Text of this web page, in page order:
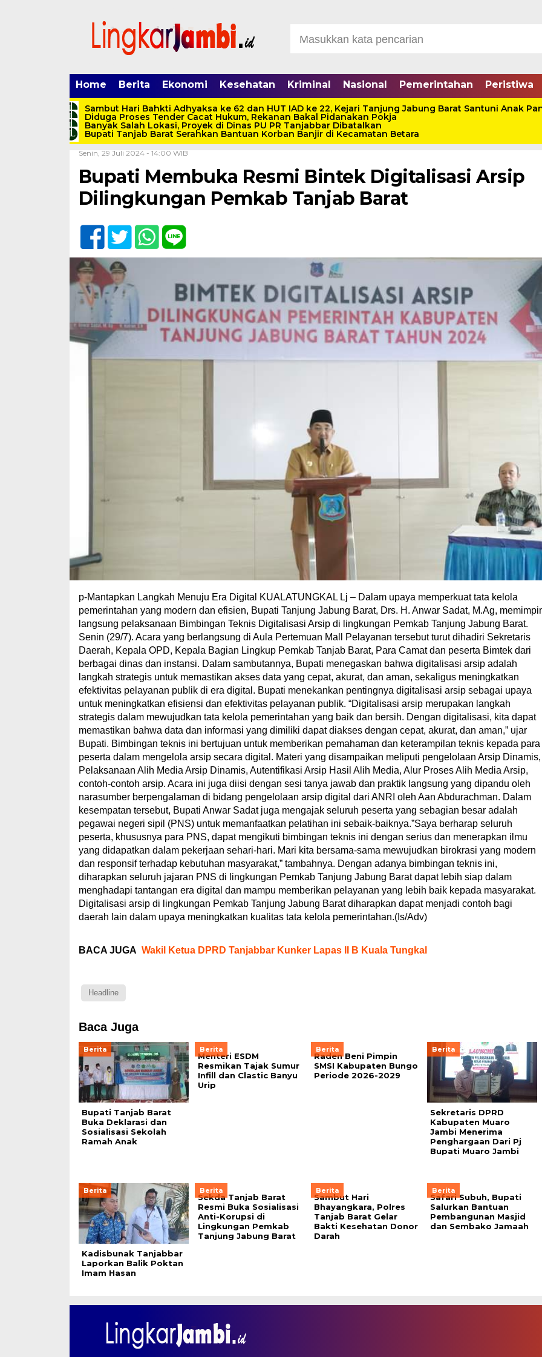
Home Berita Ekonomi Kesehatan Kriminal Nasional Pemerintahan Peristiwa
Sambut Hari Bahkti Adhyaksa ke 62 dan HUT IAD ke 22, Kejari Tanjung Jabung Barat Santuni Anak
Diduga Proses Tender Cacat Hukum, Rekanan Bakal Pidanakan Pokja
Banyak Salah Lokasi, Proyek di Dinas PU PR Tanjabbar Dibatalkan
Bupati Tanjab Barat Serahkan Bantuan Korban Banjir di Kecamatan Betara
Home /Berita/Pemerintahan/Tanjab Barat
Senin, 29 Juli 2024 - 14:00 WIB
Bupati Membuka Resmi Bintek Digitalisasi Arsip
Dilingkungan Pemkab Tanjab Barat
p-Mantapkan Langkah Menuju Era Digital KUALATUNGKAL Lj – Dalam upaya memperkuat tata kelola
pemerintahan yang modern dan efisien, Bupati Tanjung Jabung Barat, Drs. H. Anwar Sadat, M.Ag,
langsung pelaksanaan Bimbingan Teknis Digitalisasi Arsip di lingkungan Pemkab Tanjung Jabung Barat.
Senin (29/7). Acara yang berlangsung di Aula Pertemuan Mall Pelayanan tersebut turut dihadiri Sekretaris
Daerah, Kepala OPD, Kepala Bagian Lingkup Pemkab Tanjab Barat, Para Camat dan peserta Bimtek dari
berbagai dinas dan instansi. Dalam sambutannya, Bupati menegaskan bahwa digitalisasi arsip adalah
langkah strategis untuk memastikan akses data yang cepat, akurat, dan aman, sekaligus meningkatkan
efektivitas pelayanan publik di era digital. Bupati menekankan pentingnya digitalisasi arsip sebagai upaya
untuk meningkatkan efisiensi dan efektivitas pelayanan publik. “Digitalisasi arsip merupakan langkah
strategis dalam mewujudkan tata kelola pemerintahan yang baik dan bersih. Dengan digitalisasi, kita dapat
memastikan bahwa data dan informasi yang dimiliki dapat diakses dengan cepat, akurat, dan aman,” ujar
Bupati. Bimbingan teknis ini bertujuan untuk memberikan pemahaman dan keterampilan teknis kepada para
peserta dalam mengelola arsip secara digital. Materi yang disampaikan meliputi pengelolaan Arsip Dinamis,
Pelaksanaan Alih Media Arsip Dinamis, Autentifikasi Arsip Hasil Alih Media, Alur Proses Alih Media Arsip,
contoh-contoh arsip. Acara ini juga diisi dengan sesi tanya jawab dan praktik langsung yang dipandu oleh
narasumber berpengalaman di bidang pengelolaan arsip digital dari ANRI oleh Aan Abdurachman. Dalam
kesempatan tersebut, Bupati Anwar Sadat juga mengajak seluruh peserta yang sebagian besar adalah
pegawai negeri sipil (PNS) untuk memanfaatkan pelatihan ini sebaik-baiknya.”Saya berharap seluruh
peserta, khususnya para PNS, dapat mengikuti bimbingan teknis ini dengan serius dan menerapkan ilmu
yang didapatkan dalam pekerjaan sehari-hari. Mari kita bersama-sama mewujudkan birokrasi yang modern
dan responsif terhadap kebutuhan masyarakat,” tambahnya. Dengan adanya bimbingan teknis ini,
diharapkan seluruh jajaran PNS di lingkungan Pemkab Tanjung Jabung Barat dapat lebih siap dalam
menghadapi tantangan era digital dan mampu memberikan pelayanan yang lebih baik kepada masyarakat.
Digitalisasi arsip di lingkungan Pemkab Tanjung Jabung Barat diharapkan dapat menjadi contoh bagi
daerah lain dalam upaya meningkatkan kualitas tata kelola pemerintahan.(Is/Adv)
BACA JUGA Wakil Ketua DPRD Tanjabbar Kunker Lapas II B Kuala Tungkal
Headline
Baca Juga
Berita
Bupati Tanjab Barat
Buka Deklarasi dan
Sosialisasi Sekolah
Ramah Anak
Berita
Menteri ESDM
Resmikan Tajak Sumur
Infill dan Clastic Banyu
Urip
Berita
Raden Beni Pimpin
SMSI Kabupaten Bungo
Periode 2026-2029
Berita
Sekretaris DPRD
Kabupaten Muaro
Jambi Menerima
Penghargaan Dari Pj
Bupati Muaro Jambi
Berita
Kadisbunak Tanjabbar
Laporkan Balik Poktan
Imam Hasan
Berita
Sekda Tanjab Barat
Resmi Buka Sosialisasi
Anti-Korupsi di
Lingkungan Pemkab
Tanjung Jabung Barat
Berita
Sambut Hari
Bhayangkara, Polres
Tanjab Barat Gelar
Bakti Kesehatan Donor
Darah
Berita
Safari Subuh, Bupati
Salurkan Bantuan
Pembangunan Masjid
dan Sembako Jamaah